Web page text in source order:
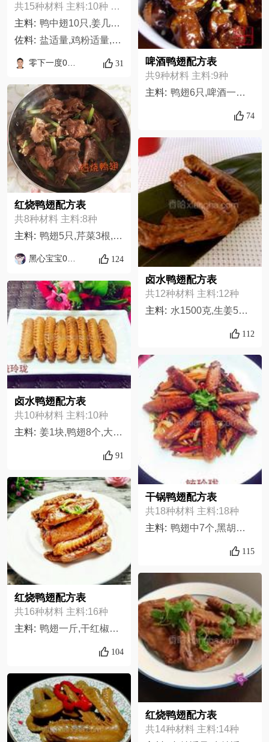
共15种材料 主料:10种 佐料:5种
主料: 鸭中翅10只,姜几片,蒜几瓣,干辣椒几个,红花椒适量,香叶几片,八角2个,桂皮1片,葱适量,茂德公香辣酱1勺
佐料: 盐适量,鸡粉适量,胡椒粉适量,生抽适量,料酒2勺
零下一度0511 31
红烧鸭翅配方表
共8种材料 主料:8种
主料: 鸭翅5只,芹菜3根,蒜2个,姜5片,盐适量,料酒适量,老抽适量,鸡精适量
黑心宝宝0510 124
卤水鸭翅配方表
共10种材料 主料:10种
主料: 姜1块,鸭翅8个,大桥卤水适量,香叶5片,小茴香适量,老抽适量,桂皮一块,八角两个,盐适量,甘草4片
91
红烧鸭翅配方表
共16种材料 主料:16种
主料: 鸭翅一斤,干红椒十个,盐半勺,孜然一小捏,蒜三瓣,醋一勺,姜五片,料酒两勺,八角两个,桂皮一块,花椒一小捏,红油豆瓣酱一勺,蒜蓉辣酱一勺,老抽半勺,鸡精适量,油适量
104
啤酒鸭翅配方表
共9种材料 主料:9种
主料: 鸭翅6只,啤酒一瓶,姜片一小碗,蒜片适量,茶油少许,盐适量,酱油少许,辣椒粉适量,葱花少许,
74
卤水鸭翅配方表
共12种材料 主料:12种
主料: 水1500克,生姜5克,白酒10克,冰糖20克,干辣椒5个,盐5克,八角2朵,桂皮5克,生抽15克,老抽5克,香叶3张,鸭翅二节10个,
112
干锅鸭翅配方表
共18种材料 主料:18种
主料: 鸭翅中7个,黑胡椒粉适量,老抽适量,鸡精适量,油适量,生抽适量,大蒜4瓣,盐适量,花椒适量,香菜2棵,料酒适量,姜一块,葱半棵,红尖椒8个,红椒1个,莲藕半个,青椒2个,洋葱半个,
115
红烧鸭翅配方表
共14种材料 主料:14种